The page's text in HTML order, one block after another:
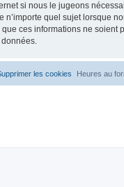
si nous le jugeons
quel sujet lorsque
ces informations ne soient
Heures au
les cookies